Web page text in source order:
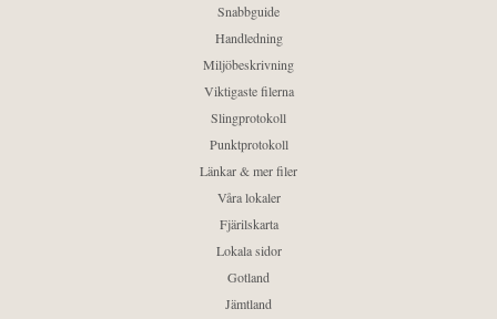
Snabbguide
Handledning
Miljöbeskrivning
Viktigaste filerna
Slingprotokoll
Punktprotokoll
Länkar & mer filer
Våra lokaler
Fjärilskarta
Lokala sidor
Gotland
Jämtland